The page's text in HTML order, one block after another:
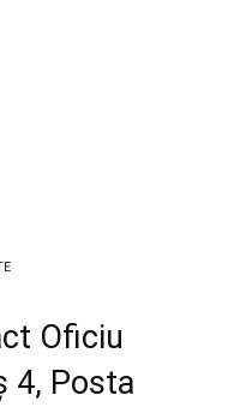
Oficiu
4, Posta